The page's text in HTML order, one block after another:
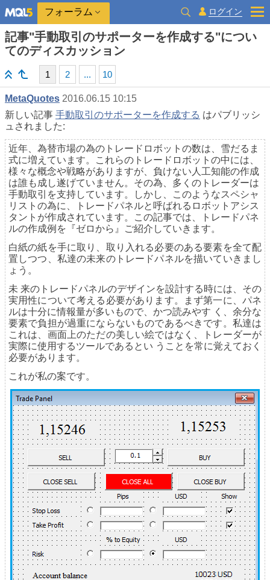
フォーラム ログイン
記事"手動取引のサポーターを作成する"につい
てのディスカッション
1 2 ... 10
MetaQuotes 2016.06.15 10:15
新しい記事 手動取引のサポーターを作成する はパブリッシ
ュされました:
近年、為替市場の為のトレードロボットの数は、雪だるま
式に増えています。これらのトレードロボットの中には、
様々な概念や戦略がありますが、負けない人工知能の作成
は誰も成し遂げていません。その為、多くのトレーダーは
手動取引を支持しています。しかし、このようなスペシャ
リストの為に、トレードパネルと呼ばれるロボットアシス
タントが作成されています。この記事では、トレードパネ
ルの作成例を『ゼロから』ご紹介していきます。
白紙の紙を手に取り、取り入れる必要のある要素を全て配
置しつつ、私達の未来のトレードパネルを描いていきまし
ょう。
未 来のトレードパネルのデザインを設計する時には、その
実用性について考える必要があります。まず第一に、パネ
ルは十分に情報量が多いもので、かつ読みやす く、余分な
要素で負担が過重にならないものであるべきです。私達は
これは、画面上のただの美しい絵ではなく、トレーダーが
実際に使用するツールであるとい うことを常に覚えておく
必要があります。
これが私の案です。